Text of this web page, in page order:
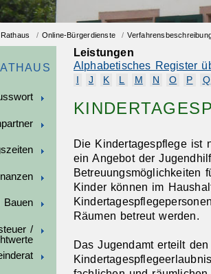
Rathaus / Online-Bürgerdienste /
Bauen
/
Leistungen
Alphabetisches Register
J K L M N O P Q
Die Kindertagespflege ist
ein Angebot der
Betreuungsmöglichkeiten
Kinder können im
Räumen betreut werden.
Das Jugendamt erteilt